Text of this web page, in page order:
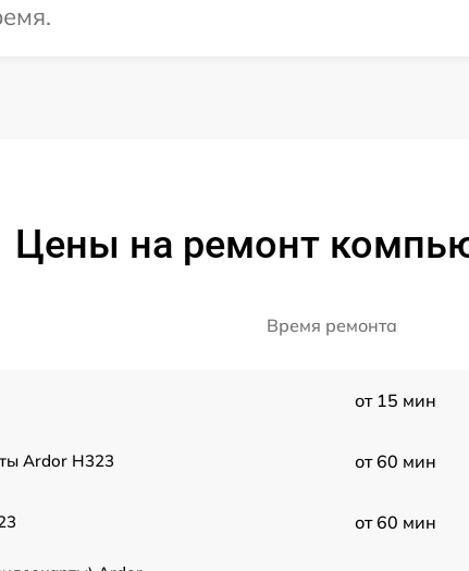
Цены на ремонт
Время ремонта
от 15 мин
Ardor H323 от 60 мин
от 60 мин